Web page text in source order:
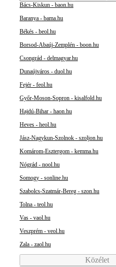
Bács-Kiskun - baon.hu
Baranya - bama.hu
Békés - beol.hu
Borsod-Abaúj-Zemplén - boon.hu
Csongrád - delmagyar.hu
Dunaújváros - duol.hu
Fejér - feol.hu
Győr-Moson-Sopron - kisalfold.hu
Hajdú-Bihar - haon.hu
Heves - heol.hu
Jász-Nagykun-Szolnok - szoljon.hu
Komárom-Esztergom - kemma.hu
Nógrád - nool.hu
Somogy - sonline.hu
Szabolcs-Szatmár-Bereg - szon.hu
Tolna - teol.hu
Vas - vaol.hu
Veszprém - veol.hu
Zala - zaol.hu
Közélet